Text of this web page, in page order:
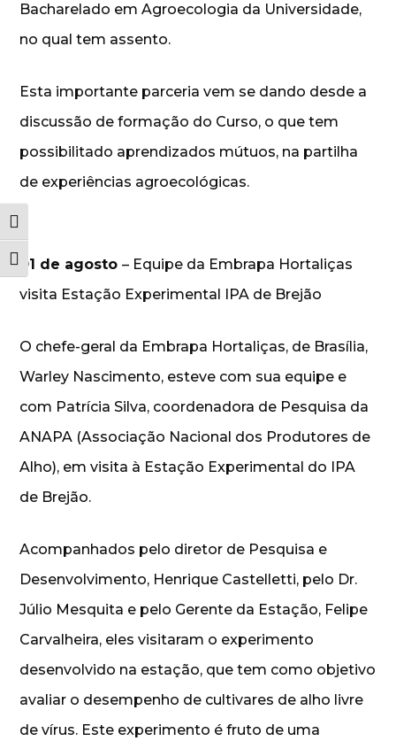
Alternar alto contraste
Alternar tamanho da fonte
Bacharelado em Agroecologia da Universidade,
no qual tem assento.
Esta importante parceria vem se dando desde a
discussão de formação do Curso, o que tem
possibilitado aprendizados mútuos, na partilha
de experiências agroecológicas.
01 de agosto– Equipe da Embrapa Hortaliças
visita Estação Experimental IPA de Brejão
O chefe-geral da Embrapa Hortaliças, de Brasília,
Warley Nascimento, esteve com sua equipe e
com Patrícia Silva, coordenadora de Pesquisa da
ANAPA (Associação Nacional dos Produtores de
Alho), em visita à Estação Experimental do IPA
de Brejão.
Acompanhados pelo diretor de Pesquisa e
Desenvolvimento, Henrique Castelletti, pelo Dr.
Júlio Mesquita e pelo Gerente da Estação, Felipe
Carvalheira, eles visitaram o experimento
desenvolvido na estação, que tem como objetivo
avaliar o desempenho de cultivares de alho livre
de vírus. Este experimento é fruto de uma